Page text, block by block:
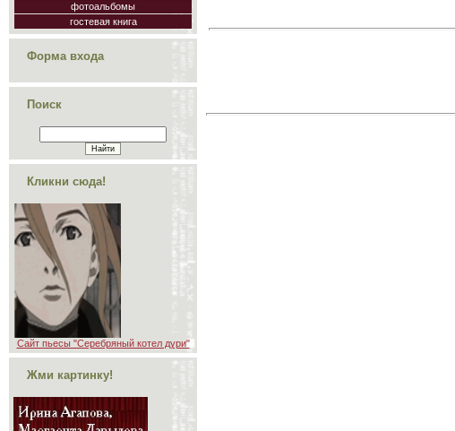
фотоальбомы
гостевая книга
Форма входа
Поиск
Кликни сюда!
Сайт пьесы "Серебряный котел дури"
Жми картинку!